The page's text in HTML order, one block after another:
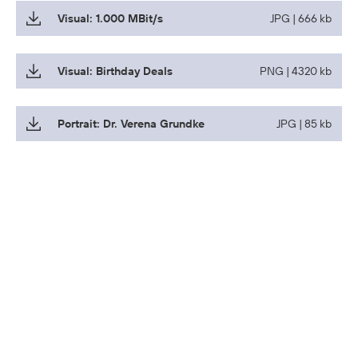
Visual: 1.000 MBit/s JPG | 666 kb
Visual: Birthday Deals PNG | 4320 kb
Portrait: Dr. Verena Grundke JPG | 85 kb